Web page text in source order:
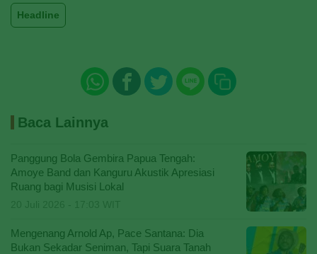
Headline
Baca Lainnya
Panggung Bola Gembira Papua Tengah:
Amoye Band dan Kanguru Akustik Apresiasi
Ruang bagi Musisi Lokal
Mengenang Arnold Ap, Pace Santana: Dia
Bukan Sekadar Seniman, Tapi Suara Tanah